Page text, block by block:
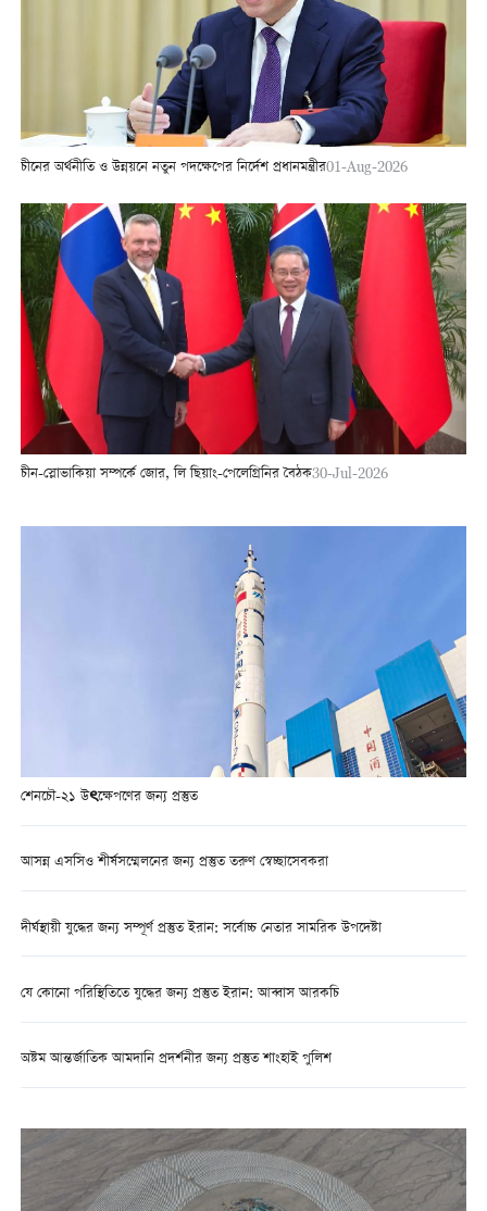
চীনের অর্থনীতি ও উন্নয়নে নতুন পদক্ষেপের নির্দেশ প্রধানমন্ত্রীর01-Aug-2026
চীন-স্লোভাকিয়া সম্পর্কে জোর, লি ছিয়াং-পেলেগ্রিনির বৈঠক30-Jul-2026
শেনচৌ-২১ উৎক্ষেপণের জন্য প্রস্তুত
আসন্ন এসসিও শীর্ষসম্মেলনের জন্য প্রস্তুত তরুণ স্বেচ্ছাসেবকরা
দীর্ঘস্থায়ী যুদ্ধের জন্য সম্পূর্ণ প্রস্তুত ইরান: সর্বোচ্চ নেতার সামরিক উপদেষ্টা
যে কোনো পরিস্থিতিতে যুদ্ধের জন্য প্রস্তুত ইরান: আব্বাস আরকচি
অষ্টম আন্তর্জাতিক আমদানি প্রদর্শনীর জন্য প্রস্তুত শাংহাই পুলিশ